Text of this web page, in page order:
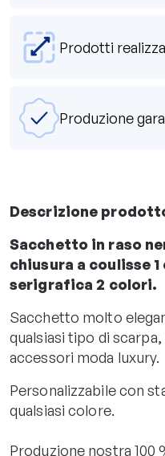
Prodotti
Produzione
Descrizione
Sacchetto in raso
chiusura a coulisse
serigrafica 2 colori.
Sacchetto molto
qualsiasi tipo di
accessori moda luxury.
Personalizzabile con
qualsiasi colore.
Produzione nostra 100